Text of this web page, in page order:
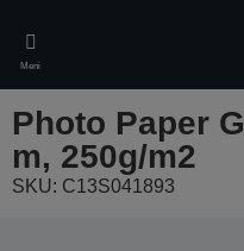
main
content
Meni
Photo Paper
m, 250g/m2
SKU: C13S041893